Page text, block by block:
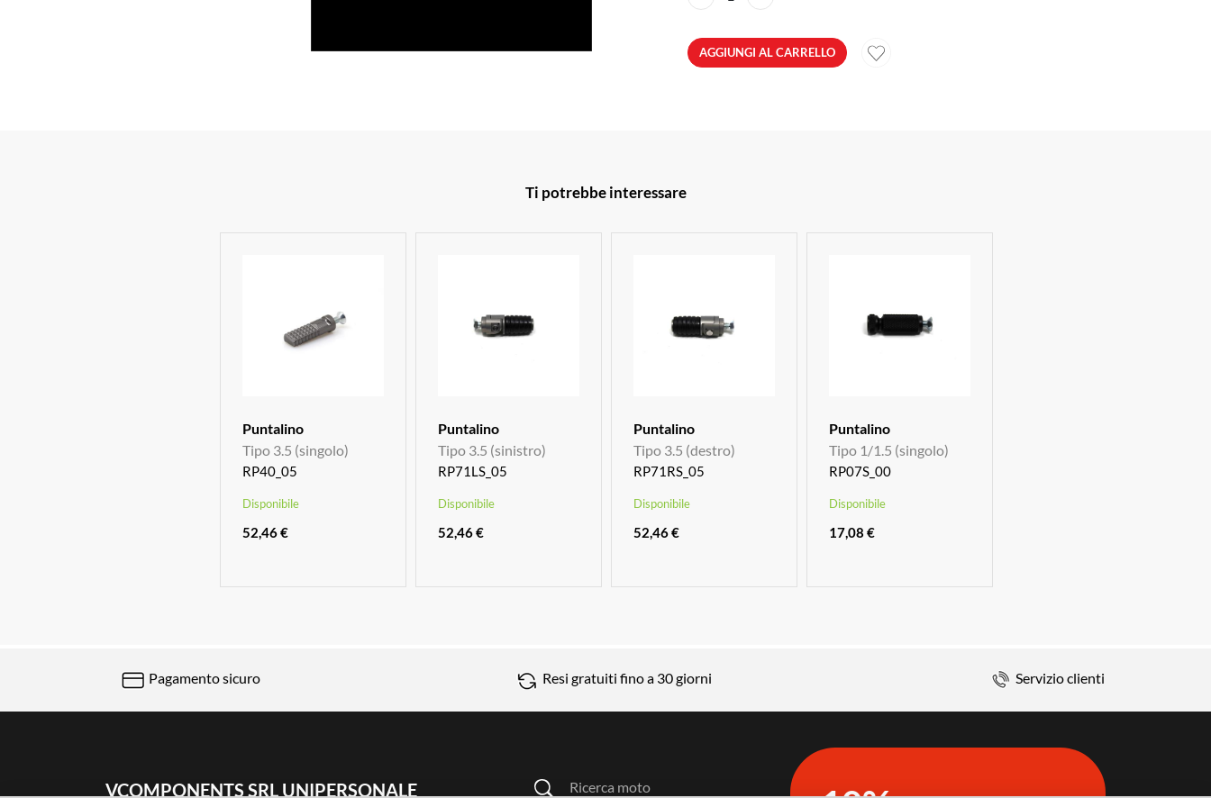
AGGIUNGI AL CARRELLO
Ti potrebbe interessare
Puntalino
Tipo 3.5 (singolo)
RP40_05
Disponibile
52,46 €
Puntalino
Tipo 3.5 (sinistro)
RP71LS_05
Disponibile
52,46 €
Puntalino
Tipo 3.5 (destro)
RP71RS_05
Disponibile
52,46 €
Puntalino
Tipo 1/1.5 (singolo)
RP07S_00
Disponibile
17,08 €
Pagamento sicuro Resi gratuiti fino a 30 giorni Servizio clienti
VCOMPONENTS SRL UNIPERSONALE
Ricerca moto